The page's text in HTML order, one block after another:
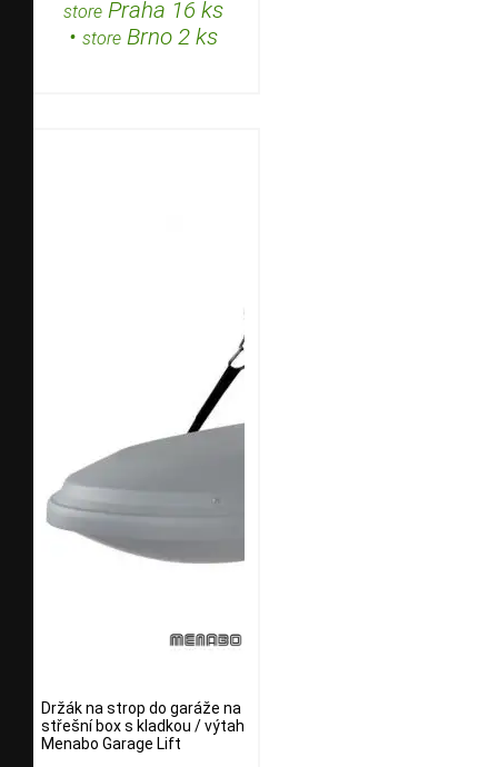
storePraha 16 ks
• storeBrno 2 ks
Držák na strop do garáže na
střešní box s kladkou / výtah
Menabo Garage Lift